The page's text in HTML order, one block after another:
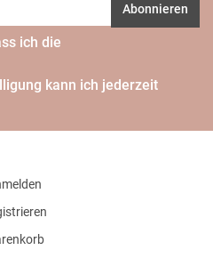
Abonnieren
ich die
kann ich jederzeit